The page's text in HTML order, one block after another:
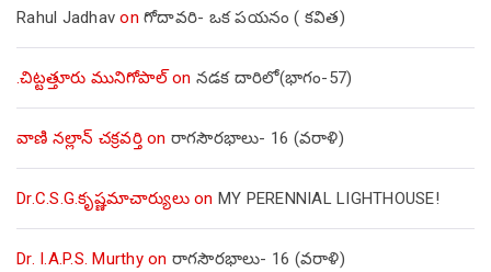
Rahul Jadhav on గోదావరి- ఒక పయనం ( కవిత)
.చిట్టత్తూరు మునిగోపాల్on నడక దారిలో(భాగం-57)
వాణి నల్లాన్ చక్రవర్తిon రాగసౌరభాలు- 16 (వరాళి)
Dr.C.S.G.కృష్ణమాచార్యులుon MY PERENNIAL LIGHTHOUSE!
Dr. I.A.P.S. Murthyon రాగసౌరభాలు- 16 (వరాళి)